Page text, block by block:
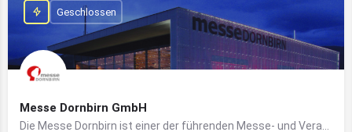
Messe Dornbirn GmbH
Geschlossen